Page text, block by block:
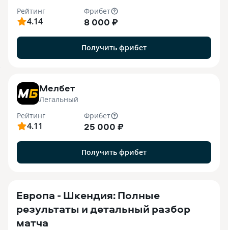
Рейтинг
4.14
Фрибет
8 000 ₽
Получить фрибет
Мелбет
Легальный
Рейтинг
4.11
Фрибет
25 000 ₽
Получить фрибет
Европа - Шкендия: Полные
результаты и детальный разбор
матча